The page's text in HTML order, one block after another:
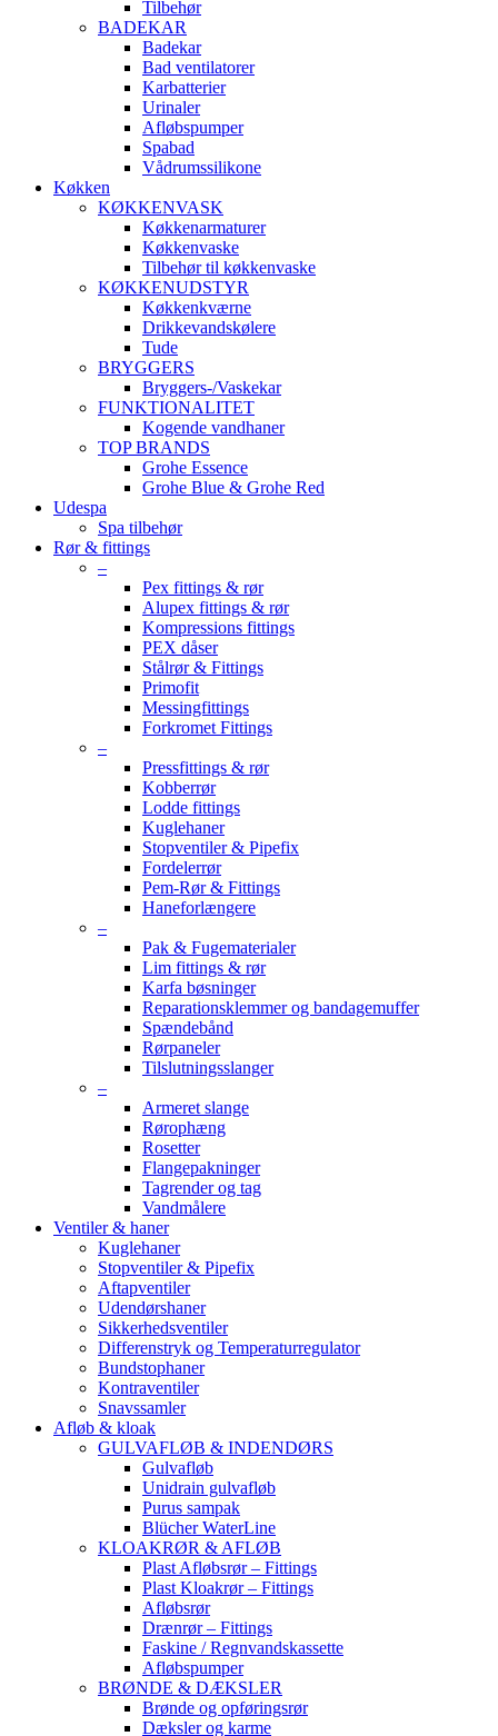
Tilbehør
BADEKAR
Badekar
Bad ventilatorer
Karbatterier
Urinaler
Afløbspumper
Spabad
Vådrumssilikone
Køkken
KØKKENVASK
Køkkenarmaturer
Køkkenvaske
Tilbehør til køkkenvaske
KØKKENUDSTYR
Køkkenkværne
Drikkevandskølere
Tude
BRYGGERS
Bryggers-/Vaskekar
FUNKTIONALITET
Kogende vandhaner
TOP BRANDS
Grohe Essence
Grohe Blue & Grohe Red
Udespa
Spa tilbehør
Rør & fittings
–
Pex fittings & rør
Alupex fittings & rør
Kompressions fittings
PEX dåser
Stålrør & Fittings
Primofit
Messingfittings
Forkromet Fittings
–
Pressfittings & rør
Kobberrør
Lodde fittings
Kuglehaner
Stopventiler & Pipefix
Fordelerrør
Pem-Rør & Fittings
Haneforlængere
–
Pak & Fugematerialer
Lim fittings & rør
Karfa bøsninger
Reparationsklemmer og bandagemuffer
Spændebånd
Rørpaneler
Tilslutningsslanger
–
Armeret slange
Rørophæng
Rosetter
Flangepakninger
Tagrender og tag
Vandmålere
Ventiler & haner
Kuglehaner
Stopventiler & Pipefix
Aftapventiler
Udendørshaner
Sikkerhedsventiler
Differenstryk og Temperaturregulator
Bundstophaner
Kontraventiler
Snavssamler
Afløb & kloak
GULVAFLØB & INDENDØRS
Gulvafløb
Unidrain gulvafløb
Purus sampak
Blücher WaterLine
KLOAKRØR & AFLØB
Plast Afløbsrør – Fittings
Plast Kloakrør – Fittings
Afløbsrør
Drænrør – Fittings
Faskine / Regnvandskassette
Afløbspumper
BRØNDE & DÆKSLER
Brønde og opføringsrør
Dæksler og karme